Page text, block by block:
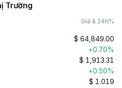
Trường
Giá & 24H%
$ 64,849.00
+0.70%
$ 1,913.31
+0.50%
$ 1.019